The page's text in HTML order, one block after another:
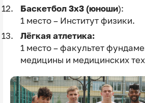
Баскетбол 3х3 (юноши):
1 место – Институт физики.
Лёгкая атлетика:
1 место – факультет
медицины и медицинских